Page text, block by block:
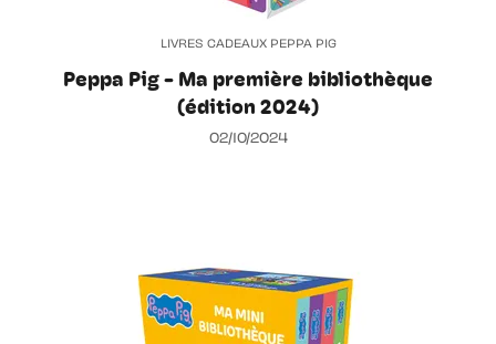
LIVRES CADEAUX PEPPA PIG
Peppa Pig - Ma première bibliothèque
(édition 2024)
02/10/2024